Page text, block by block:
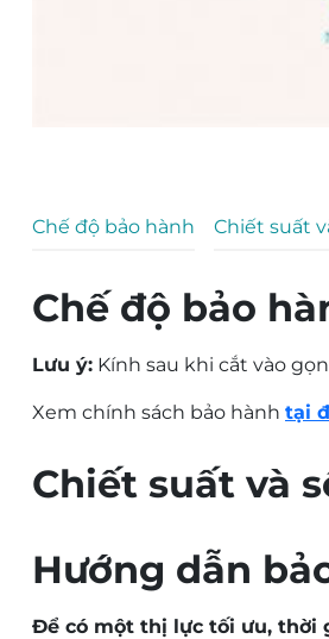
Chế độ bảo hành Chiết suất
Chế độ bảo
Lưu ý: Kính sau khi cắt vào
Xem chính sách bảo hành tại
Chiết suất và
Hướng dẫn
Để có một thị lực tối ưu, thời